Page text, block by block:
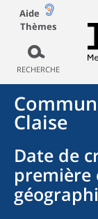
Aide
Thèmes
RECHERCHE
Claise
Date de
première